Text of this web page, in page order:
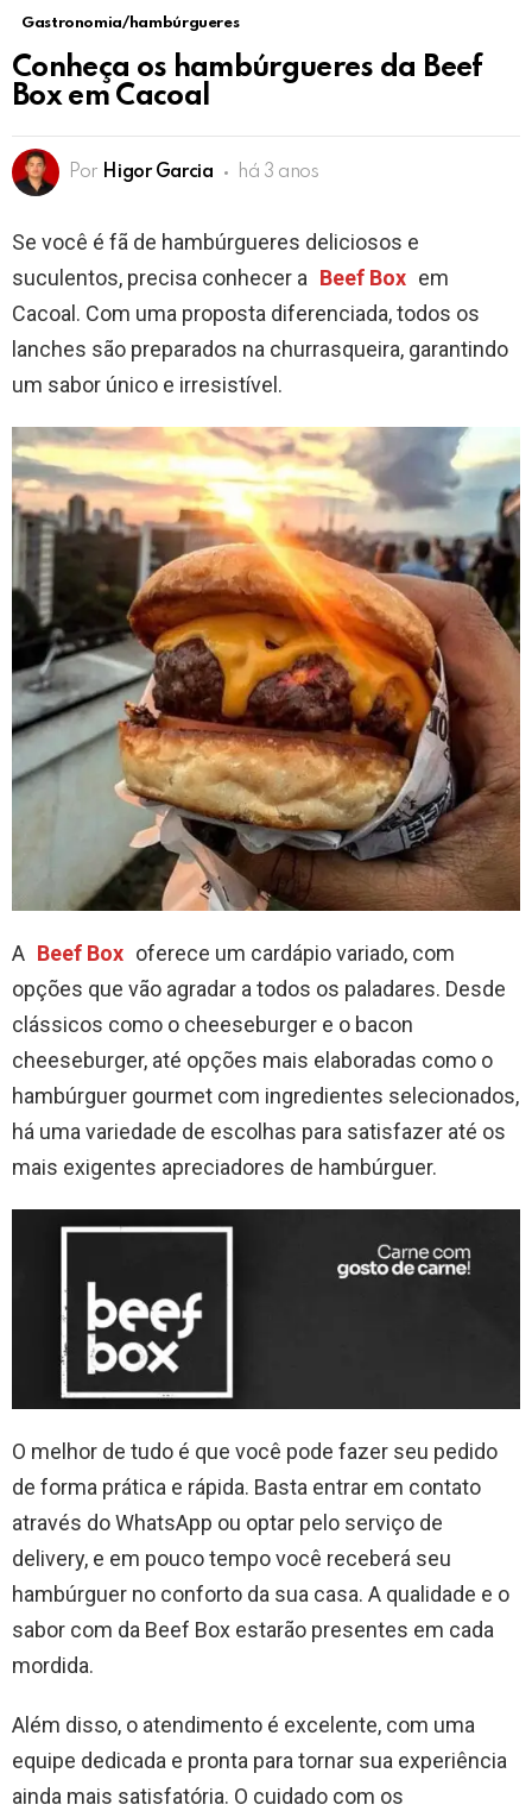
Gastronomia/hambúrgueres
Conheça os hambúrgueres da Beef
Box em Cacoal
Por Higor Garcia há 3 anos
Se você é fã de hambúrgueres deliciosos e
suculentos, precisa conhecer a Beef Box em
Cacoal. Com uma proposta diferenciada, todos os
lanches são preparados na churrasqueira, garantindo
um sabor único e irresistível.
A Beef Box oferece um cardápio variado, com
opções que vão agradar a todos os paladares. Desde
clássicos como o cheeseburger e o bacon
cheeseburger, até opções mais elaboradas como o
hambúrguer gourmet com ingredientes selecionados,
há uma variedade de escolhas para satisfazer até os
mais exigentes apreciadores de hambúrguer.
O melhor de tudo é que você pode fazer seu pedido
de forma prática e rápida. Basta entrar em contato
através do WhatsApp ou optar pelo serviço de
delivery, e em pouco tempo você receberá seu
hambúrguer no conforto da sua casa. A qualidade e o
sabor com da Beef Box estarão presentes em cada
mordida.
Além disso, o atendimento é excelente, com uma
equipe dedicada e pronta para tornar sua experiência
ainda mais satisfatória. O cuidado com os